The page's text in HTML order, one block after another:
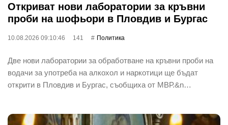
Откриват нови лаборатории за кръвни
проби на шофьори в Пловдив и Бургас
10.08.2026 09:10:46 141 Политика
Две нови лаборатории за обработване на кръвни проби на
водачи за употреба на алкохол и наркотици ще бъдат
открити в Пловдив и Бургас, съобщиха от МВР.&n…